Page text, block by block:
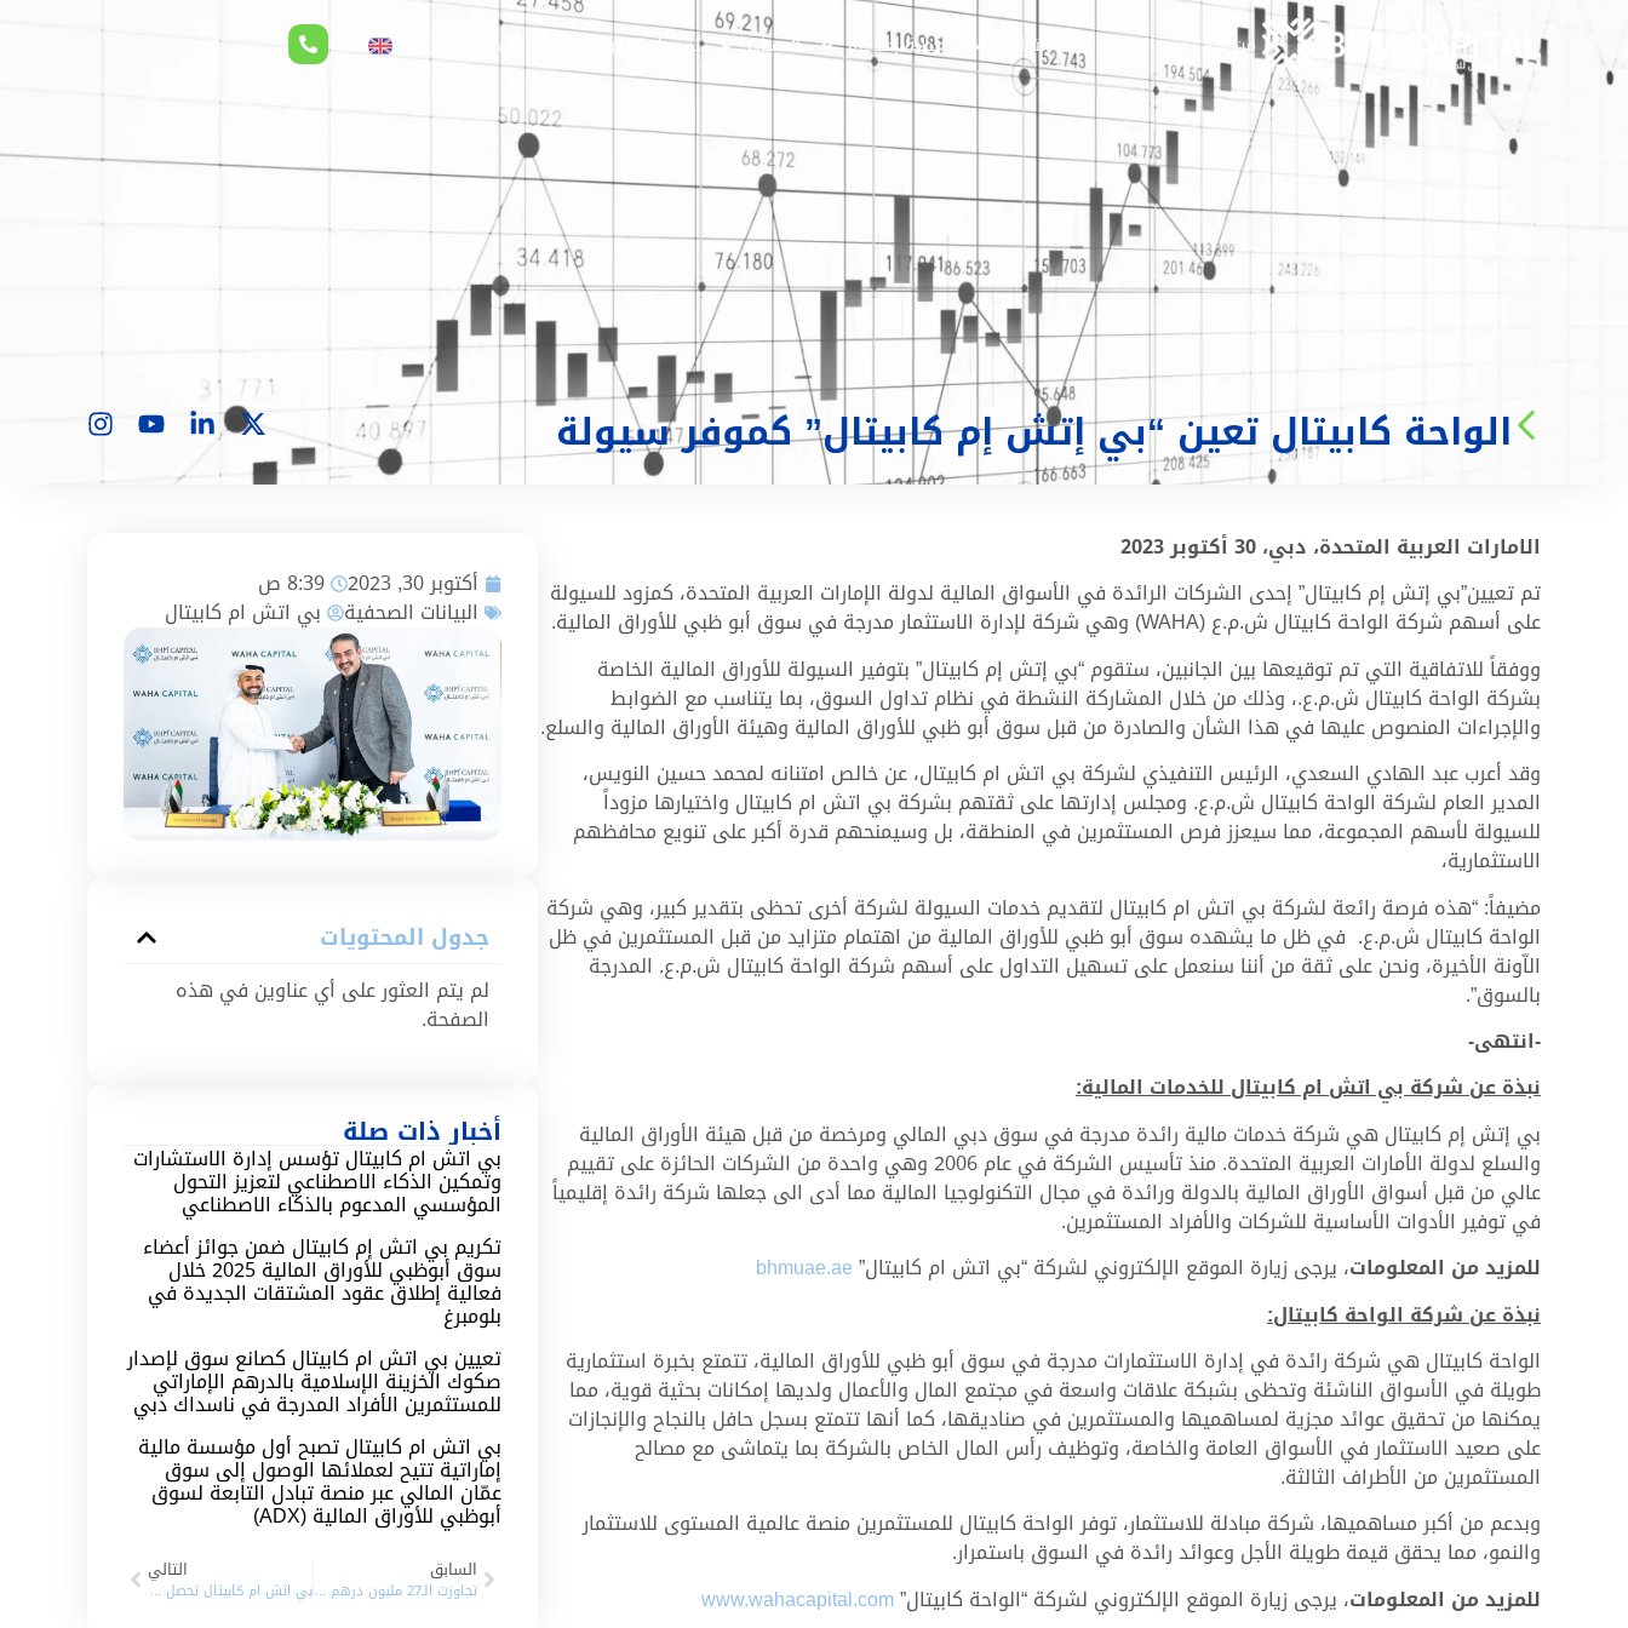
من نحن الخدمات التداول تغطية إعلامية الحساب تسجيل الدخول علاقات المستثمرين
الواحة كابيتال تعين “بي إتش إم كابيتال” كموفر سيولة
أكتوبر 30, 2023 8:39 ص
البيانات الصحفية بي اتش ام كابيتال
جدول المحتويات
لم يتم العثور على أي عناوين في هذه
الصفحة.
أخبار ذات صلة
بي اتش ام كابيتال تؤسس إدارة الاستشارات
وتمكين الذكاء الاصطناعي لتعزيز التحول
المؤسسي المدعوم بالذكاء الاصطناعي
تكريم بي اتش إم كابيتال ضمن جوائز أعضاء
سوق أبوظبي للأوراق المالية 2025 خلال
فعالية إطلاق عقود المشتقات الجديدة في
بلومبرغ
تعيين بي اتش ام كابيتال كصانع سوق لإصدار
صكوك الخزينة الإسلامية بالدرهم الإماراتي
للمستثمرين الأفراد المدرجة في ناسداك دبي
بي اتش ام كابيتال تصبح أول مؤسسة مالية
إماراتية تتيح لعملائها الوصول إلى سوق
عمّان المالي عبر منصة تبادل التابعة لسوق
أبوظبي للأوراق المالية (ADX)
السابق
تجاوزت الـ27 مليون درهم مقارنة بــ11 مليوناً العام الماضي “بي اتش ام كابيتال” للخدمات المالية تقفز بصافي أرباحها 145% في التسعة أشهر الأولى من 2023
التالي
بي اتش ام كابيتال تحصل على نشاط مزاولة خدمة البيع على المكشوف المنظم من سوق دبي المالي
الامارات العربية المتحدة، دبي، 30 أكتوبر 2023
تم تعيين”بي إتش إم كابيتال” إحدى الشركات الرائدة في الأسواق المالية لدولة الإمارات العربية المتحدة، كمزود للسيولة
على أسهم شركة الواحة كابيتال ش.م.ع (WAHA) وهي شركة لإدارة الاستثمار مدرجة في سوق أبو ظبي للأوراق المالية.
ووفقاً للاتفاقية التي تم توقيعها بين الجانبين، ستقوم “بي إتش إم كابيتال” بتوفير السيولة للأوراق المالية الخاصة
بشركة الواحة كابيتال ش.م.ع.، وذلك من خلال المشاركة النشطة في نظام تداول السوق، بما يتناسب مع الضوابط
والإجراءات المنصوص عليها في هذا الشأن والصادرة من قبل سوق أبو ظبي للأوراق المالية وهيئة الأوراق المالية والسلع.
وقد أعرب عبد الهادي السعدي، الرئيس التنفيذي لشركة بي اتش ام كابيتال، عن خالص امتنانه لمحمد حسين النويس،
المدير العام لشركة الواحة كابيتال ش.م.ع. ومجلس إدارتها على ثقتهم بشركة بي اتش ام كابيتال واختيارها مزوداً
للسيولة لأسهم المجموعة، مما سيعزز فرص المستثمرين في المنطقة، بل وسيمنحهم قدرة أكبر على تنويع محافظهم
الاستثمارية،
مضيفاً: “هذه فرصة رائعة لشركة بي اتش ام كابيتال لتقديم خدمات السيولة لشركة أخرى تحظى بتقدير كبير، وهي شركة
الواحة كابيتال ش.م.ع. في ظل ما يشهده سوق أبو ظبي للأوراق المالية من اهتمام متزايد من قبل المستثمرين في ظل
الاّونة الأخيرة، ونحن على ثقة من أننا سنعمل على تسهيل التداول على أسهم شركة الواحة كابيتال ش.م.ع. المدرجة
بالسوق”.
-انتهى-
نبذة عن شركة بي اتش ام كابيتال للخدمات المالية:
بي إتش إم كابيتال هي شركة خدمات مالية رائدة مدرجة في سوق دبي المالي ومرخصة من قبل هيئة الأوراق المالية
والسلع لدولة الأمارات العربية المتحدة. منذ تأسيس الشركة في عام 2006 وهي واحدة من الشركات الحائزة على تقييم
عالي من قبل أسواق الأوراق المالية بالدولة ورائدة في مجال التكنولوجيا المالية مما أدى الى جعلها شركة رائدة إقليمياً
في توفير الأدوات الأساسية للشركات والأفراد المستثمرين.
للمزيد من المعلومات، يرجى زيارة الموقع الإلكتروني لشركة “بي اتش ام كابيتال”bhmuae.ae
نبذة عن شركة الواحة كابيتال:
الواحة كابيتال هي شركة رائدة في إدارة الاستثمارات مدرجة في سوق أبو ظبي للأوراق المالية، تتمتع بخبرة استثمارية
طويلة في الأسواق الناشئة وتحظى بشبكة علاقات واسعة في مجتمع المال والأعمال ولديها إمكانات بحثية قوية، مما
يمكنها من تحقيق عوائد مجزية لمساهميها والمستثمرين في صناديقها، كما أنها تتمتع بسجل حافل بالنجاح والإنجازات
على صعيد الاستثمار في الأسواق العامة والخاصة، وتوظيف رأس المال الخاص بالشركة بما يتماشى مع مصالح
المستثمرين من الأطراف الثالثة.
وبدعم من أكبر مساهميها، شركة مبادلة للاستثمار، توفر الواحة كابيتال للمستثمرين منصة عالمية المستوى للاستثمار
والنمو، مما يحقق قيمة طويلة الأجل وعوائد رائدة في السوق باستمرار.
للمزيد من المعلومات، يرجى زيارة الموقع الإلكتروني لشركة “الواحة كابيتال”www.wahacapital.com